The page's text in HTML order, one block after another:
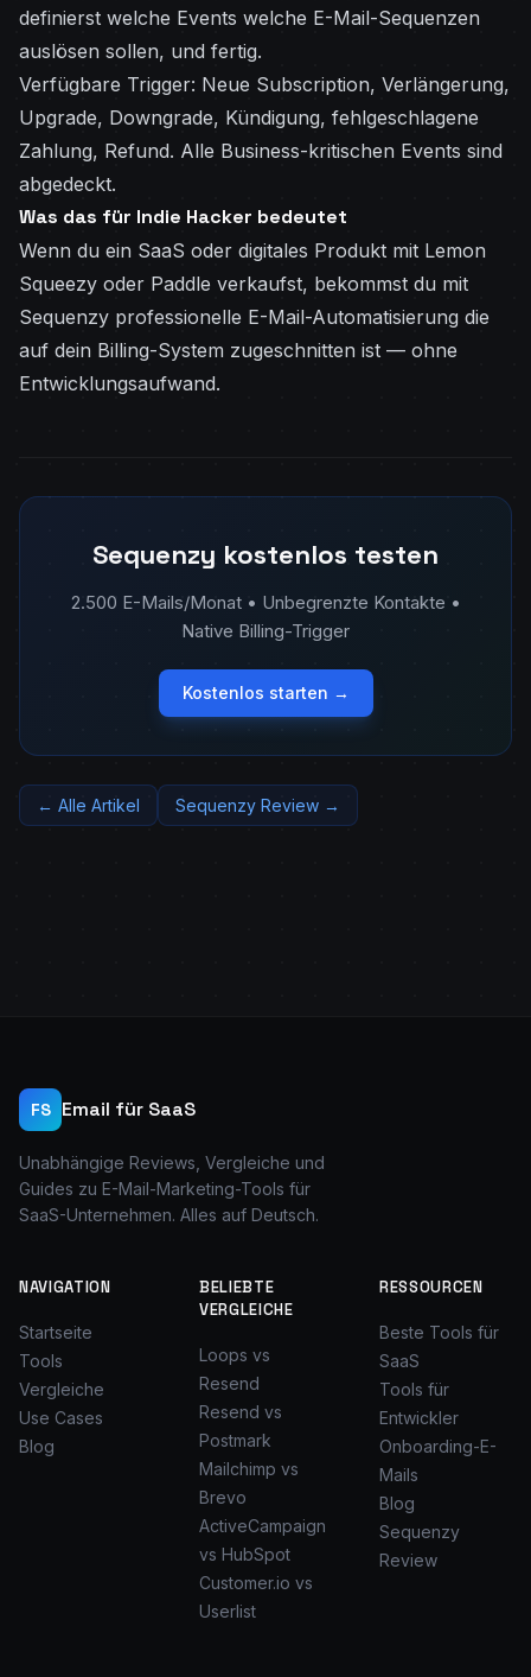
definierst welche Events welche E-Mail-Sequenzen
auslösen sollen, und fertig.
Verfügbare Trigger: Neue Subscription, Verlängerung,
Upgrade, Downgrade, Kündigung, fehlgeschlagene
Zahlung, Refund. Alle Business-kritischen Events sind
abgedeckt.
Was das für Indie Hacker bedeutet
Wenn du ein SaaS oder digitales Produkt mit Lemon
Squeezy oder Paddle verkaufst, bekommst du mit
Sequenzy professionelle E-Mail-Automatisierung die
auf dein Billing-System zugeschnitten ist — ohne
Entwicklungsaufwand.
Sequenzy kostenlos testen
2.500 E-Mails/Monat • Unbegrenzte Kontakte •
Native Billing-Trigger
Kostenlos starten →
← Alle Artikel Sequenzy Review →
FS Email für SaaS
Unabhängige Reviews, Vergleiche und
Guides zu E-Mail-Marketing-Tools für
SaaS-Unternehmen. Alles auf Deutsch.
NAVIGATION
Startseite
Tools
Vergleiche
Use Cases
Blog
BELIEBTE
VERGLEICHE
Loops vs
Resend
Resend vs
Postmark
Mailchimp vs
Brevo
ActiveCampaign
vs HubSpot
Customer.io vs
Userlist
RESSOURCEN
Beste Tools für
SaaS
Tools für
Entwickler
Onboarding-E-
Mails
Blog
Sequenzy
Review